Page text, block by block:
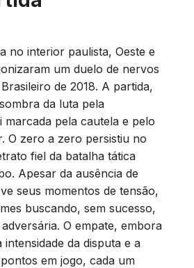
no interior paulista, Oeste e
um duelo de nervos
de 2018. A partida,
da luta pela
marcada pela cautela e pelo
O zero a zero persistiu no
fiel da batalha tática
Apesar da ausência de
seus momentos de tensão,
buscando, sem sucesso,
O empate, embora
da disputa e a
em jogo, cada um